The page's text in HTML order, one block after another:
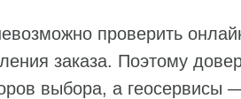
проверить
заказа. Поэтому
выбора, а геосервисы